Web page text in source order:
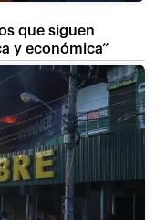
que siguen
y económica”